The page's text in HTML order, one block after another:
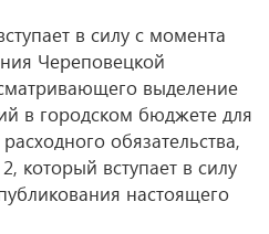
в силу с момента
Череповецкой
выделение
в городском бюджете для
обязательства,
который вступает в силу
настоящего